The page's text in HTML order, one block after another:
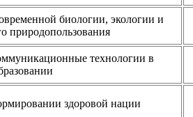
биологии, экологии и
природопользования
технологии в
здоровой нации